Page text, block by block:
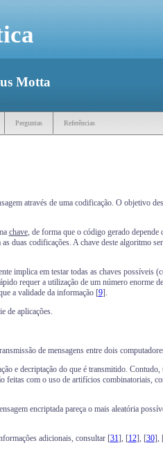
Motta
Perguntas Referências
através de uma codificação. O objetivo
chave, de forma que o código gerado depende
duas codificações. A chave deste algoritmo
implica em testar todas as chaves possíveis
requer a utilização de um número enorme
a validade da informação [9].
de aplicações.
de mensagens entre dois
e decriptação do que é transmitido. Contudo,
feitas com o uso de artifícios combinatoriais,
encriptada pareça o mais aleatória
adicionais, consultar [31], [12], [30],